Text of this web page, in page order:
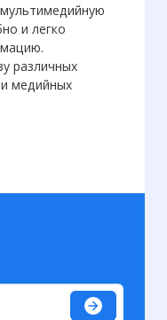
и легко
различных
медийных